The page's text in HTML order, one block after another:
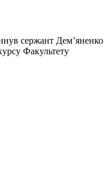
сержант Дем’яненко
Факультету